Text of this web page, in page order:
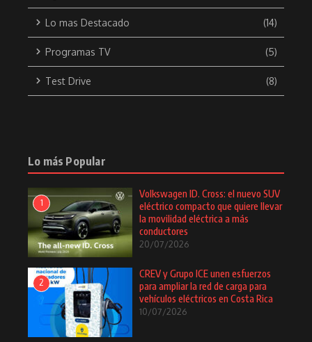
Lo mas Destacado (14)
Programas TV (5)
Test Drive (8)
Lo más Popular
1
Volkswagen ID. Cross: el nuevo SUV
eléctrico compacto que quiere llevar
la movilidad eléctrica a más
conductores
20/07/2026
2
CREV y Grupo ICE unen esfuerzos
para ampliar la red de carga para
vehículos eléctricos en Costa Rica
10/07/2026